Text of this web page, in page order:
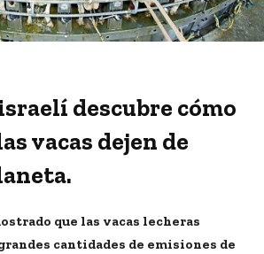
descubre cómo
vacas dejen de
que las vacas lecheras
cantidades de emisiones de